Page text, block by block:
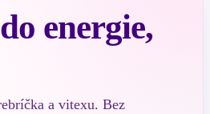
energie,
a vitexu. Bez